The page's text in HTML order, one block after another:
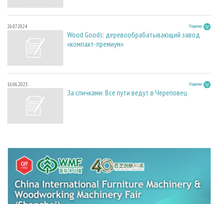
26.07.2024 Развитие
Wood Goods: деревообрабатывающий завод
«компакт-премиум»
16.06.2023 Развитие
За спичками: Все пути ведут в Череповец